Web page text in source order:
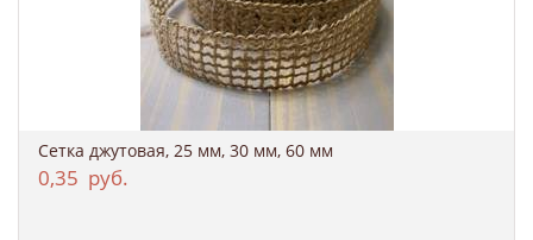
Сетка джутовая, 25 мм, 30 мм, 60 мм
0,35 руб.